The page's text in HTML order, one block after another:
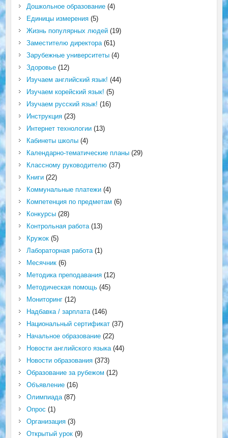
Дошкольное образование(4)
Единицы измерения(5)
Жизнь популярных людей(19)
Заместителю директора(61)
Зарубежные университеты(4)
Здоровье(12)
Изучаем английский язык! (44)
Изучаем корейский язык! (5)
Изучаем русский язык! (16)
Инструкция(23)
Интернет технологии(13)
Кабинеты школы(4)
Календарно-тематические планы(29)
Классному руководителю(37)
Книги(22)
Коммунальные платежи(4)
Компетенция по предметам (6)
Конкурсы(28)
Контрольная работа(13)
Кружок(5)
Лабораторная работа(1)
Месячник(6)
Методика преподавания(12)
Методическая помощь(45)
Мониторинг(12)
Надбавка / зарплата(146)
Национальный сертификат(37)
Начальное образование(22)
Новости английского языка(44)
Новости образования(373)
Образование за рубежом (12)
Объявление(16)
Олимпиада(87)
Опрос (1)
Организация(3)
Открытый урок(9)